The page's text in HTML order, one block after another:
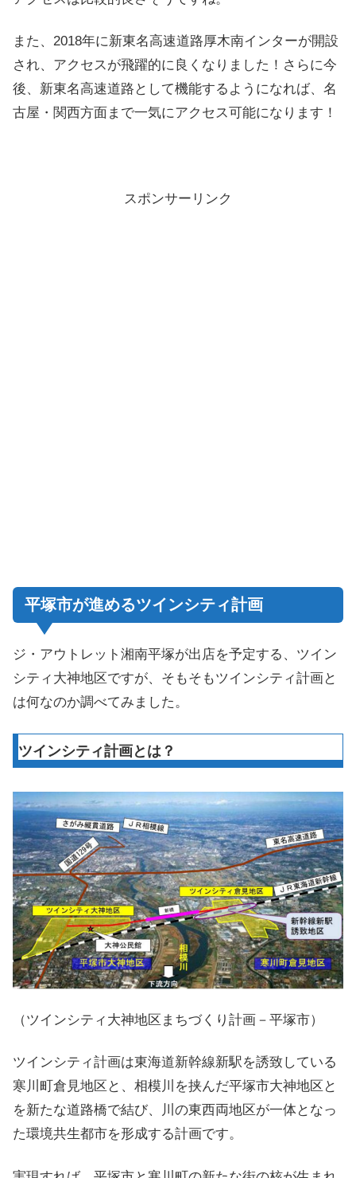
また、2018年に新東名高速道路厚木南インターが開設
され、アクセスが飛躍的に良くなりました！さらに今
後、新東名高速道路として機能するようになれば、名
古屋・関西方面まで一気にアクセス可能になります！
スポンサーリンク
平塚市が進めるツインシティ計画
ジ・アウトレット湘南平塚が出店を予定する、ツイン
シティ大神地区ですが、そもそもツインシティ計画と
は何なのか調べてみました。
ツインシティ計画とは？
（ツインシティ大神地区まちづくり計画－平塚市）
ツインシティ計画は東海道新幹線新駅を誘致している
寒川町倉見地区と、相模川を挟んだ平塚市大神地区と
を新たな道路橋で結び、川の東西両地区が一体となっ
た環境共生都市を形成する計画です。